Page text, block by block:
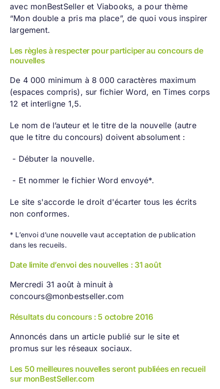
avec monBestSelleret Viabooks, a pour thème
“Mon double a pris ma place”, de quoi vous inspirer
largement.
Les règles à respecter pour participer au concours de
nouvelles
De 4 000 minimum à 8 000 caractères maximum
(espaces compris), sur fichier Word, en Times corps
12 et interligne 1,5.
Le nom de l’auteur et le titre de la nouvelle (autre
que le titre du concours) doivent absolument :
- Débuter la nouvelle.
- Et nommer le fichier Word envoyé*.
Le site s'accorde le droit d'écarter tous les écrits
non conformes.
* L’envoi d’une nouvelle vaut acceptation de publication
dans les recueils.
Date limite d’envoi des nouvelles : 31 août
Mercredi 31 août à minuit à
concours@monbestseller.com
Résultats du concours : 5 octobre 2016
Annoncés dans un article publié sur le site et
promus sur les réseaux sociaux.
Les 50 meilleures nouvelles seront publiées en recueil
sur monBestSeller.com